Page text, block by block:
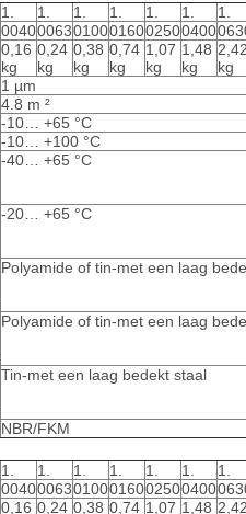
1. 1. 1. 1. 1. 1.
1.
004000630100016002500400
0,16
kg
0,24
kg
0,38
kg
0,74
kg
1,07
kg
1,48
kg
kg
1 µm
4.8 m ²
-10… +65 °C
-10… +100 °C
-40… +65 °C
-20… +65 °C
Polyamide of tin-met een laag
Polyamide of tin-met een laag
Tin-met een laag bedekt staal
NBR/FKM
1. 1. 1. 1. 1. 1.
1.
004000630100016002500400
0,16 0,24 0,38 0,74 1,07 1,48